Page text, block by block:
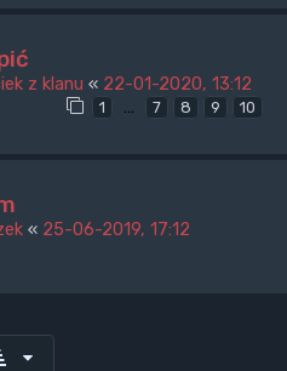
z klanu « 22-01-2020, 13:12
1 … 7 8 9 10
« 25-06-2019, 17:12